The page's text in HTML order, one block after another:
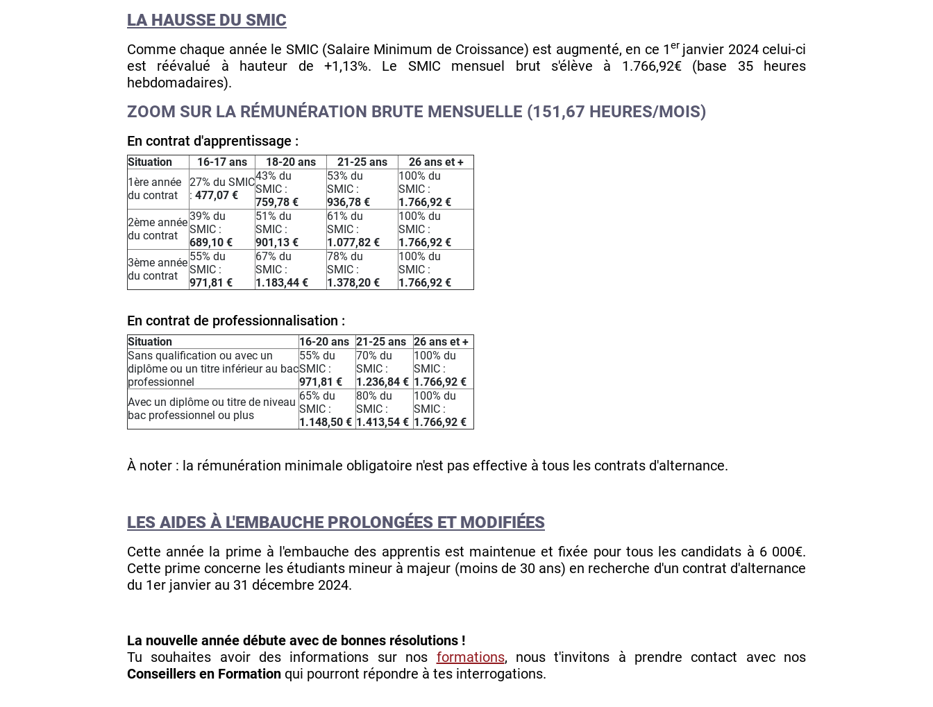
LA HAUSSE DU SMIC
Comme chaque année le SMIC (Salaire Minimum de Croissance) est augmenté, en ce 1er janvier 2024 celui-ci
est réévalué à hauteur de +1,13%. Le SMIC mensuel brut s'élève à 1.766,92€ (base 35 heures
hebdomadaires).
ZOOM SUR LA RÉMUNÉRATION BRUTE MENSUELLE (151,67 HEURES/MOIS)
En contrat d'apprentissage :
Situation 16-17 ans 18-20 ans 21-25 ans
26 ans et +
1ère année
du contrat
27% du SMIC
: 477,07 €
43% du
SMIC :
759,78 €
53% du
SMIC :
936,78 €
100% du
SMIC :
1.766,92 €
2ème année
du contrat
39% du
SMIC :
689,10 €
51% du
SMIC :
901,13 €
61% du
SMIC :
1.077,82 €
100% du
SMIC :
1.766,92 €
3ème année
du contrat
55% du
SMIC :
971,81 €
67% du
SMIC :
1.183,44 €
78% du
SMIC :
1.378,20 €
100% du
SMIC :
1.766,92 €
En contrat de professionnalisation :
Situation 16-20 ans 21-25 ans 26 ans et +
Sans qualification ou avec un
diplôme ou un titre inférieur au bac
professionnel
55% du
SMIC :
971,81 €
70% du
SMIC :
1.236,84 €
100% du
SMIC :
1.766,92 €
Avec un diplôme ou titre de niveau
bac professionnel ou plus
65% du
SMIC :
1.148,50 €
80% du
SMIC :
1.413,54 €
100% du
SMIC :
1.766,92 €
À noter : la rémunération minimale obligatoire n'est pas effective à tous les contrats d'alternance.
LES AIDES À L'EMBAUCHE PROLONGÉES ET MODIFIÉES
Cette année la prime à l'embauche des apprentis est maintenue et fixée pour tous les candidats à 6 000€.
Cette prime concerne les étudiants mineur à majeur (moins de 30 ans) en recherche d'un contrat d'alternance
du 1er janvier au 31 décembre 2024.
La nouvelle année débute avec de bonnes résolutions !
Tu souhaites avoir des informations sur nos formations, nous t'invitons à prendre contact avec nos
Conseillers en Formation qui pourront répondre à tes interrogations.